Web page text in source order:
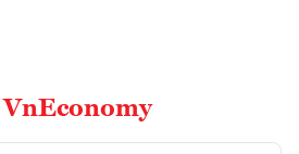
VnEconomy